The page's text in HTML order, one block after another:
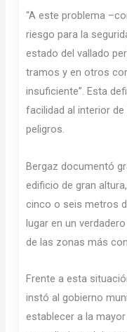
“A este problema
riesgo para la
estado del vallado
tramos y en otros
insuficiente”. Esta
facilidad al interior
peligros.
Bergaz documentó
edificio de gran
cinco o seis metros
lugar en un
de las zonas más
Frente a esta
instó al gobierno
establecer a la